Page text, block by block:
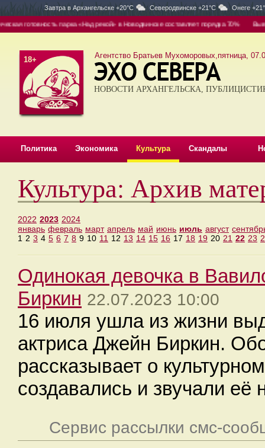
Завтра в Архангельске +20°C Северодвинске +21°C Онеге
готовность парка «Над рекой» в Новодвинске составляет порядка 70%
18+ Агентство Братьев Мухоморовых,пятница,
НОВОСТИ АРХАНГЕЛЬСКА,
Политика Экономика Культура Скандалы
Культура: Архив
2022 2023 2024
январь февраль март апрель май июнь июль август
1 2 3 4 5 6 7 8 9 10 11 12 13 14 15 16 17 18 19 20 21 22 23
Одинокая девочка в
Биркин 22.07.2023 10:00
16 июля ушла из жизни
актриса Джейн Биркин.
рассказывает о
создавались и звучали её
Сервис рассылки смс-